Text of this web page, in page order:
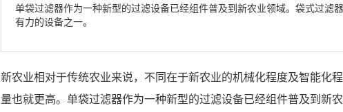
单袋过滤器作为一种新型的过滤设备已经组件普及到新农业领域。袋式过
有力的设备之一。
新农业相对于传统农业来说，不同在于新农业的机械化程度及智能化
量也就更高。单袋过滤器作为一种新型的过滤设备已经组件普及到新